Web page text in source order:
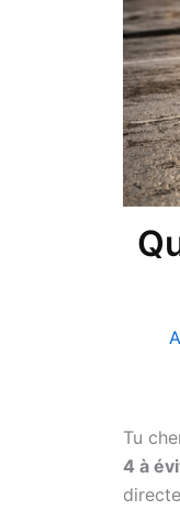
Tu
4 à